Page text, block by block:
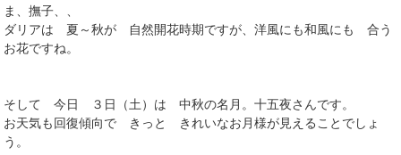
ま、撫子、、
ダリアは 夏～秋が 自然開花時期ですが、洋風にも和風にも 合う
お花ですね。
そして 今日 ３日（土）は 中秋の名月。十五夜さんです。
お天気も回復傾向で きっと きれいなお月様が見えることでしょ
う。